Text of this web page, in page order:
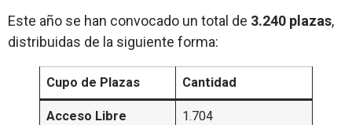
Este año se han convocado un total de 3.240 plazas,
distribuidas de la siguiente forma:
Cupo de Plazas Cantidad
Acceso Libre 1.704